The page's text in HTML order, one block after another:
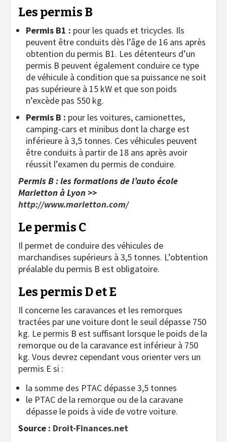
Les permis B
Permis B1 : pour les quads et tricycles. Ils
peuvent être conduits dès l’âge de 16 ans après
obtention du permis B1. Les détenteurs d’un
permis B peuvent également conduire ce type
de véhicule à condition que sa puissance ne soit
pas supérieure à 15 kW et que son poids
n’excède pas 550 kg.
Permis B : pour les voitures, camionettes,
camping-cars et minibus dont la charge est
inférieure à 3,5 tonnes. Ces véhicules peuvent
être conduits à partir de 18 ans après avoir
réussit l’examen du permis de conduire.
Permis B : les formations de l’auto école
Marietton à Lyon >>
http://www.marietton.com/
Le permis C
Il permet de conduire des véhicules de
marchandises supérieurs à 3,5 tonnes. L’obtention
préalable du permis B est obligatoire.
Les permis D et E
Il concerne les caravances et les remorques
tractées par une voiture dont le seuil dépasse 750
kg. Le permis B est suffisant lorsque le poids de la
remorque ou de la caravance est inférieur à 750
kg. Vous devrez cependant vous orienter vers un
permis E si :
la somme des PTAC dépasse 3,5 tonnes
le PTAC de la remorque ou de la caravane
dépasse le poids à vide de votre voiture.
Source : Droit-Finances.net